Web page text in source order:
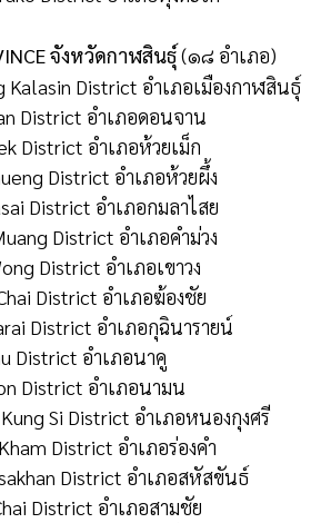
จังหวัดกาฬสินธุ์(๑๘ อำเภอ)
District อำเภอเมืองกาฬสินธุ์
District อำเภอดอนจาน
District อำเภอห้วยเม็ก
District อำเภอห้วยผึ้ง
District อำเภอกมลาไสย
District อำเภอคำม่วง
District อำเภอเขาวง
District อำเภอฆ้องชัย
District อำเภอกุฉินารายน์
District อำเภอนาคู
District อำเภอนามน
Si District อำเภอหนองกุงศรี
District อำเภอร่องคำ
District อำเภอสหัสขันธ์
District อำเภอสามชัย